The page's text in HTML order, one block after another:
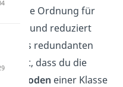
Ordnung für
und reduziert
des redundanten
dass du die
Methoden einer Klasse